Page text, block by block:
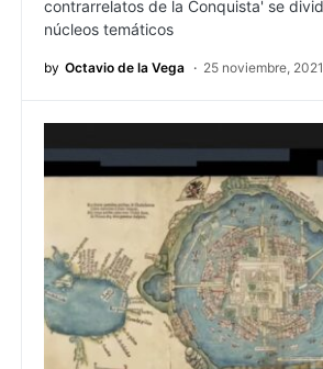
contrarrelatos de la Conquista' se
núcleos temáticos
by Octavio de la Vega 25 noviembre, 2021